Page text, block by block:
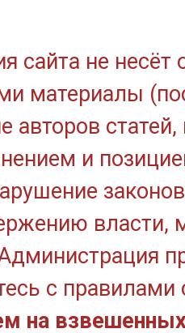
сайта не
материалы
авторов
и
власти,
с правилами
на